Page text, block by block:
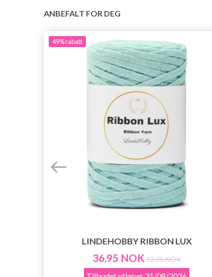
ANBEFALT FOR DEG
49%rabatt
LINDEHOBBY RIBBON LUX
36,95 NOK 72,95 NOK